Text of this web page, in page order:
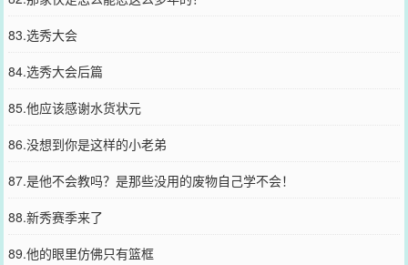
83.选秀大会
84.选秀大会后篇
85.他应该感谢水货状元
86.没想到你是这样的小老弟
87.是他不会教吗？是那些没用的废物自己学不会！
88.新秀赛季来了
89.他的眼里仿佛只有篮框